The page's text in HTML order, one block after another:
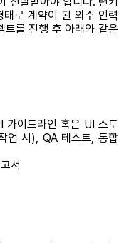
로 계약이 된 외주 인력
트를 진행 후 아래와 같은
가이드라인 혹은 UI 스토
업 시), QA 테스트, 통합
서